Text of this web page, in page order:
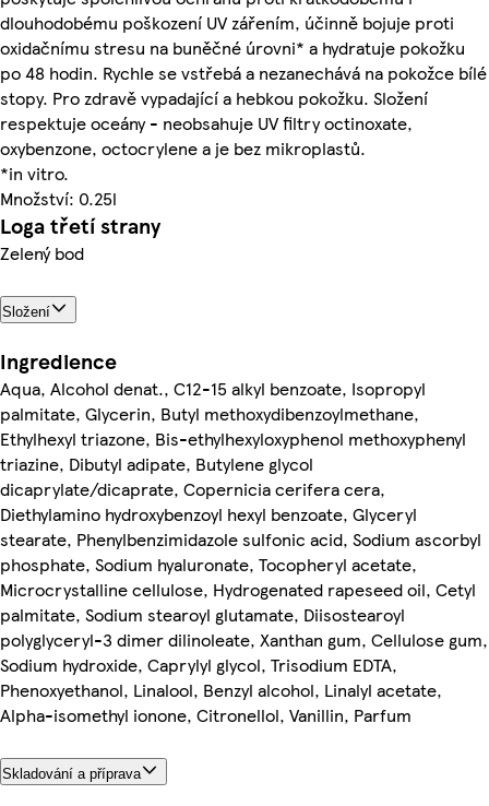
dlouhodobému poškození UV zářením, účinně bojuje proti
oxidačnímu stresu na buněčné úrovni* a hydratuje pokožku
po 48 hodin. Rychle se vstřebá a nezanechává na pokožce bílé
stopy. Pro zdravě vypadající a hebkou pokožku. Složení
respektuje oceány - neobsahuje UV filtry octinoxate,
oxybenzone, octocrylene a je bez mikroplastů.
*in vitro.
Množství: 0.25l
Loga třetí strany
Zelený bod
Složení
Ingredience
Aqua, Alcohol denat., C12-15 alkyl benzoate, Isopropyl
palmitate, Glycerin, Butyl methoxydibenzoylmethane,
Ethylhexyl triazone, Bis-ethylhexyloxyphenol methoxyphenyl
triazine, Dibutyl adipate, Butylene glycol
dicaprylate/dicaprate, Copernicia cerifera cera,
Diethylamino hydroxybenzoyl hexyl benzoate, Glyceryl
stearate, Phenylbenzimidazole sulfonic acid, Sodium ascorbyl
phosphate, Sodium hyaluronate, Tocopheryl acetate,
Microcrystalline cellulose, Hydrogenated rapeseed oil, Cetyl
palmitate, Sodium stearoyl glutamate, Diisostearoyl
polyglyceryl-3 dimer dilinoleate, Xanthan gum, Cellulose gum,
Sodium hydroxide, Caprylyl glycol, Trisodium EDTA,
Phenoxyethanol, Linalool, Benzyl alcohol, Linalyl acetate,
Alpha-isomethyl ionone, Citronellol, Vanillin, Parfum
Skladování a příprava